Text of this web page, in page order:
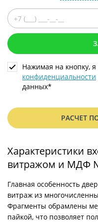
Нажимая на кнопку,
конфиденциальности
данных*
РАСЧЕТ
Характеристики
витражом и МДФ
Главная особенность
витраж из
Фрагменты обрамлены
пайкой, что позволяет